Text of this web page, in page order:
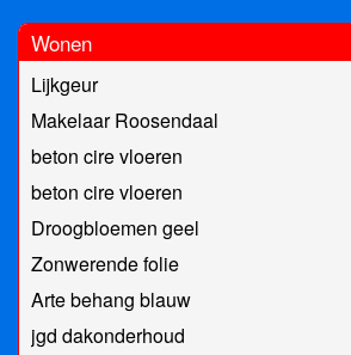
Wonen
Lijkgeur
Makelaar Roosendaal
beton cire vloeren
beton cire vloeren
Droogbloemen geel
Zonwerende folie
Arte behang blauw
jgd dakonderhoud